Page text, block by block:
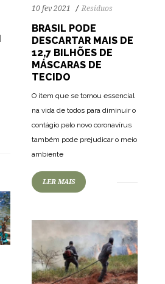
10 fev 2021 Resíduos
BRASIL PODE
DESCARTAR MAIS DE
12,7 BILHÕES DE
MÁSCARAS DE
TECIDO
O item que se tornou essencial
na vida de todos para diminuir o
contágio pelo novo coronavírus
também pode prejudicar o meio
ambiente
LER MAIS